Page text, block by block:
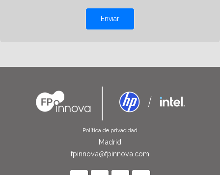
Enviar
Política de privacidad
Madrid
fpinnova@fpinnova.com